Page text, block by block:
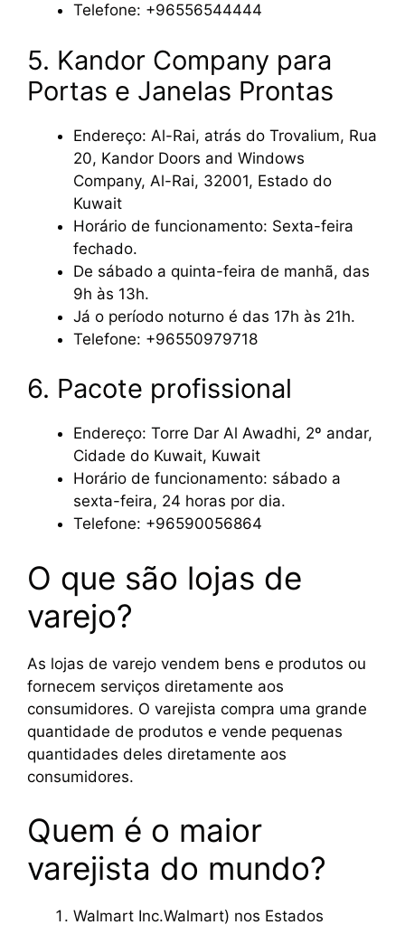
Telefone: +96556544444
5. Kandor Company para
Portas e Janelas Prontas
Endereço: Al-Rai, atrás do Trovalium, Rua
20, Kandor Doors and Windows
Company, Al-Rai, 32001, Estado do
Kuwait
Horário de funcionamento: Sexta-feira
fechado.
De sábado a quinta-feira de manhã, das
9h às 13h.
Já o período noturno é das 17h às 21h.
Telefone: +96550979718
6. Pacote profissional
Endereço: Torre Dar Al Awadhi, 2º andar,
Cidade do Kuwait, Kuwait
Horário de funcionamento: sábado a
sexta-feira, 24 horas por dia.
Telefone: +96590056864
O que são lojas de
varejo?
As lojas de varejo vendem bens e produtos ou
fornecem serviços diretamente aos
consumidores. O varejista compra uma grande
quantidade de produtos e vende pequenas
quantidades deles diretamente aos
consumidores.
Quem é o maior
varejista do mundo?
Walmart Inc.Walmart) nos Estados